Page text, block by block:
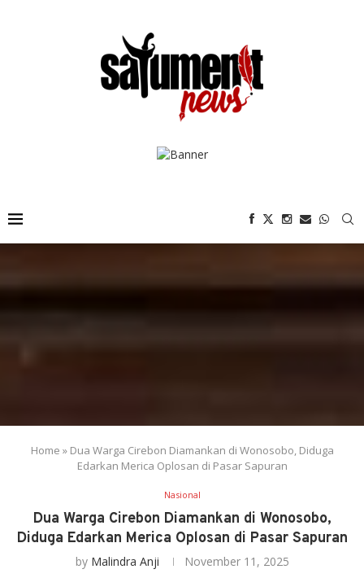
Home » Dua Warga Cirebon Diamankan di Wonosobo, Diduga
Edarkan Merica Oplosan di Pasar Sapuran
Nasional
Dua Warga Cirebon Diamankan di Wonosobo,
Diduga Edarkan Merica Oplosan di Pasar Sapuran
by Malindra Anji November 11, 2025